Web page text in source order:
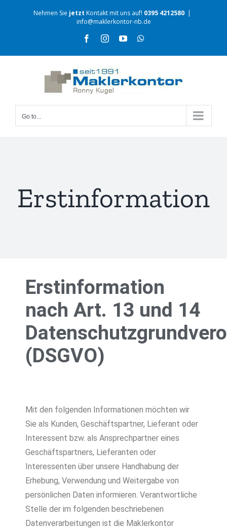
Nehmen Sie jetzt Kontakt mit uns auf! 0395 4212580 |
info@maklerkontor-nb.de
Go to...
Erstinformation
Erstinformation
nach Art. 13 und 14
(DSGVO)
Mit den folgenden Informationen möchten wir
Sie als Kunden, Geschäftspartner, Lieferant oder
Interessent bzw. als Ansprechpartner eines
Geschäftspartners, Lieferanten oder
Interessenten über unsere Handhabung der
Erhebung, Verwendung und Weitergabe von
persönlichen Daten informieren. Verantwortliche
Stelle der im folgenden beschriebenen
Datenverarbeitungen ist die Maklerkontor